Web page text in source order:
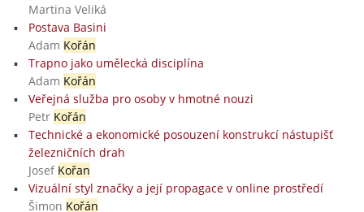
Martina Veliká
Postava Basini
Adam Kořán
Trapno jako umělecká disciplína
Adam Kořán
Veřejná služba pro osoby v hmotné nouzi
Petr Kořán
Technické a ekonomické posouzení konstrukcí nástupišť
železničních drah
Josef Kořan
Vizuální styl značky a její propagace v online prostředí
Šimon Kořán